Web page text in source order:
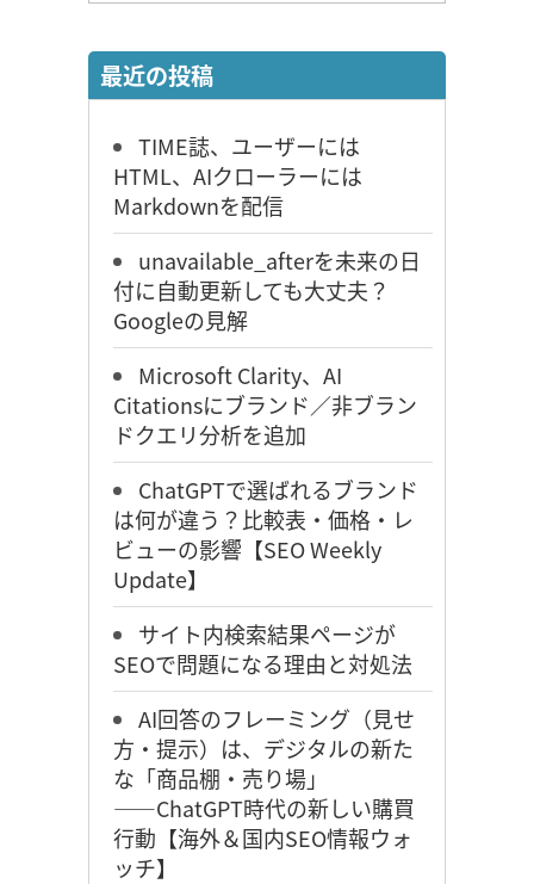
最近の投稿
TIME誌、ユーザーには
HTML、AIクローラーには
Markdownを配信
unavailable_afterを未来の日
付に自動更新しても大丈夫？
Googleの見解
Microsoft Clarity、AI
Citationsにブランド／非ブラン
ドクエリ分析を追加
ChatGPTで選ばれるブランド
は何が違う？比較表・価格・レ
ビューの影響【SEO Weekly
Update】
サイト内検索結果ページが
SEOで問題になる理由と対処法
AI回答のフレーミング（見せ
方・提示）は、デジタルの新た
な「商品棚・売り場」
――ChatGPT時代の新しい購買
行動【海外＆国内SEO情報ウォ
ッチ】